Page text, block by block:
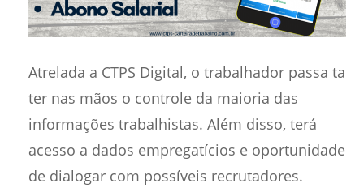
Atrelada a CTPS Digital, o trabalhador passa ta
ter nas mãos o controle da maioria das
informações trabalhistas. Além disso, terá
acesso a dados empregatícios e oportunidade
de dialogar com possíveis recrutadores.